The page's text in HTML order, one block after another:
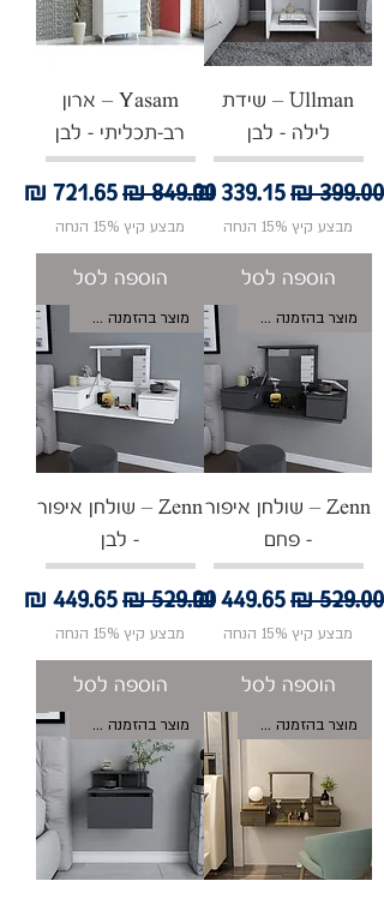
Ullman – שידת
לילה - לבן
מחיר רגילמחיר מבצע
מבצע קיץ 15% הנחה
הוספה לסל
Yasam – ארון
רב-תכליתי - לבן
מחיר רגילמחיר
מבצע קיץ 15% הנחה
הוספה לסל
מוצר בהזמנה אישית
Zenn – שולחן איפור
- פחם
מחיר רגילמחיר מבצע
מבצע קיץ 15% הנחה
הוספה לסל
מוצר בהזמנה אישית
Zenn – שולחן איפור
- לבן
מחיר רגילמחיר
מבצע קיץ 15% הנחה
הוספה לסל
מוצר בהזמנה אישית מוצר בהזמנה אישית